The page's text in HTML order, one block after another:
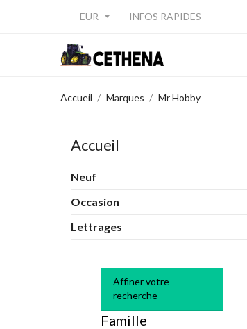
EUR  INFOS RAPIDES
Accueil Marques Mr Hobby
Accueil
Neuf
Occasion
Lettrages
Affiner votre
recherche
Famille